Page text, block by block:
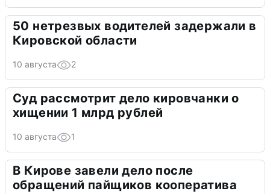
50 нетрезвых водителей задержали в
Кировской области
10 августа 2
Суд рассмотрит дело кировчанки о
хищении 1 млрд рублей
10 августа 1
В Кирове завели дело после
обращений пайщиков кооператива